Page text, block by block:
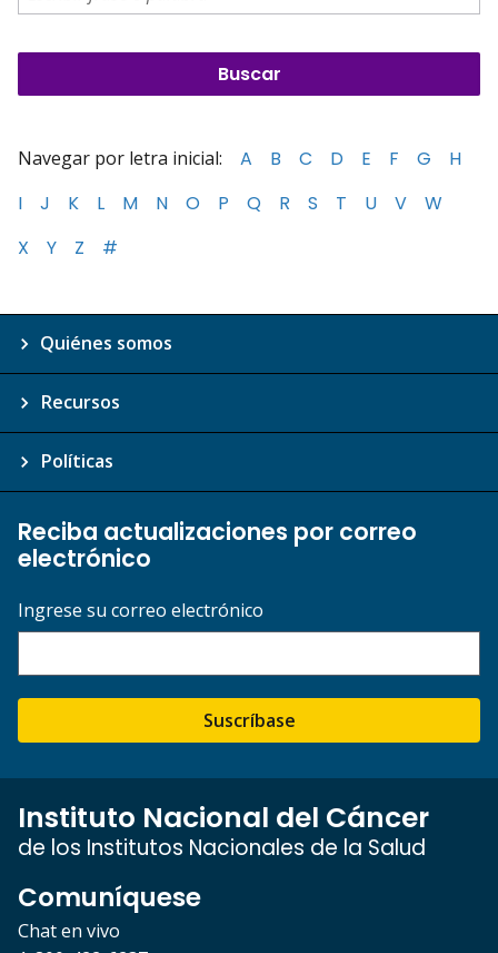
Navegar por letra inicial: A B C D E F G
H
I
J K L M N O P Q R S T U V
W
X
Y Z #
Quiénes somos
Recursos
Políticas
Reciba actualizaciones por correo
electrónico
Ingrese su correo electrónico
Suscríbase
Instituto Nacional del Cáncer
de los Institutos Nacionales de la Salud
Comuníquese
Chat en vivo